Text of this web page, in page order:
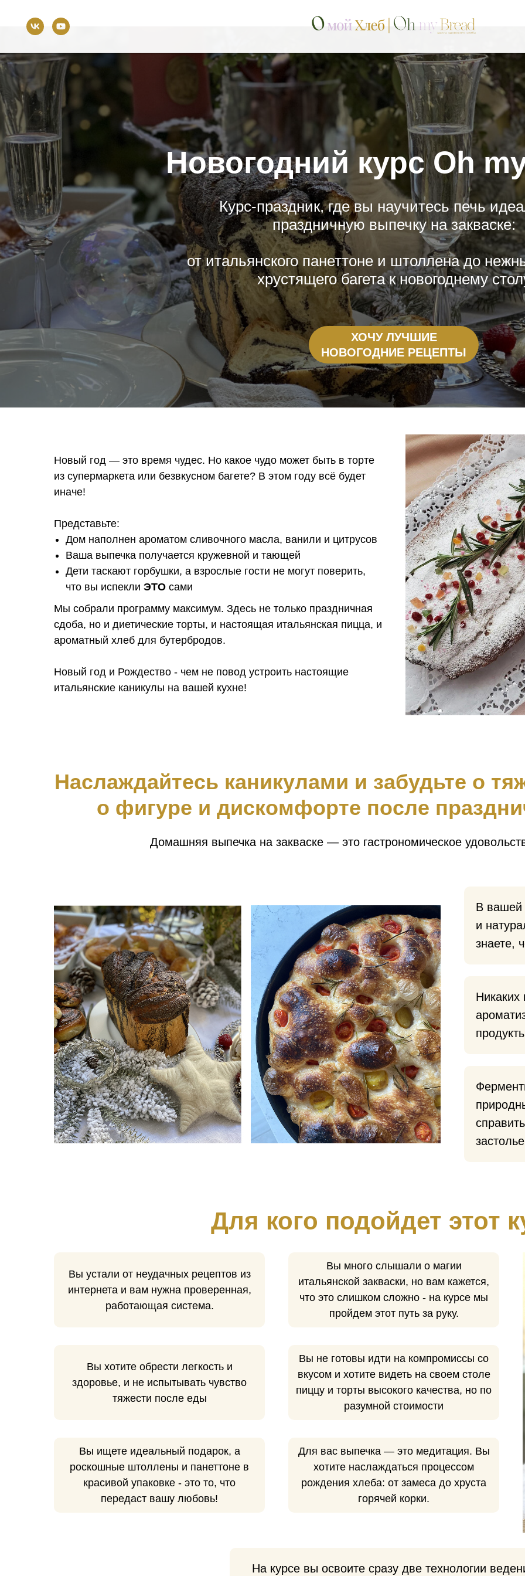
ХОЧУ ЛУЧШИЕ
НОВОГОДНИЕ РЕЦЕПТЫ
Новогодний курс Oh
Курс-праздник, где вы научитесь печь
праздничную выпечку на закваске:
от итальянского панеттоне и штоллена до
хрустящего багета к новогоднему
Новый год — это время чудес. Но какое чудо может быть в торте
из супермаркета или безвкусном багете? В этом году всё будет
иначе!
Представьте:
Дом наполнен ароматом сливочного масла, ванили и цитрусов
Ваша выпечка получается кружевной и тающей
Дети таскают горбушки, а взрослые гости не могут поверить,
что вы испекли ЭТО сами
Мы собрали программу максимум. Здесь не только праздничная
сдоба, но и диетические торты, и настоящая итальянская пицца, и
ароматный хлеб для бутербродов.
Новый год и Рождество - чем не повод устроить настоящие
итальянские каникулы на вашей кухне!
Наслаждайтесь каникулами и забудьте о
о фигуре и дискомфорте после
Домашняя выпечка на закваске — это гастрономическое
В вашей
и
знаете,
Никаких
Для кого подойдет этот
Вы устали от неудачных рецептов из
интернета и вам нужна проверенная,
работающая система.
Вы много слышали о магии
итальянской закваски, но вам кажется,
что это слишком сложно - на курсе мы
пройдем этот путь за руку.
Вы хотите обрести легкость и
здоровье, и не испытывать чувство
тяжести после еды
Вы не готовы идти на компромиссы со
вкусом и хотите видеть на своем столе
пиццу и торты высокого качества, но по
разумной стоимости
Вы ищете идеальный подарок, а
роскошные штоллены и панеттоне в
красивой упаковке - это то, что
передаст вашу любовь!
Для вас выпечка — это медитация. Вы
хотите наслаждаться процессом
рождения хлеба: от замеса до хруста
горячей корки.
На курсе вы освоите сразу две технологии
Электронная почта ВКонтакте
Выберите удобный способ связи:
Связаться со службой